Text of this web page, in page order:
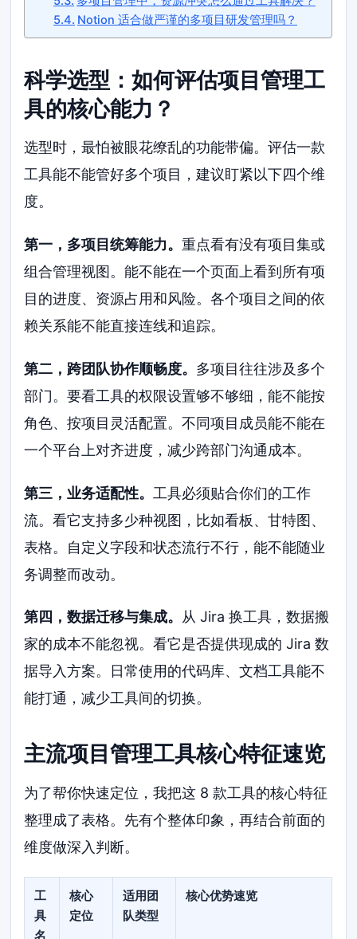
Notion 适合做严谨的多项目研发管理吗？
科学选型：如何评估项目管理工
具的核心能力？
选型时，最怕被眼花缭乱的功能带偏。评估一款
工具能不能管好多个项目，建议盯紧以下四个维
度。
第一，多项目统筹能力。重点看有没有项目集或
组合管理视图。能不能在一个页面上看到所有项
目的进度、资源占用和风险。各个项目之间的依
赖关系能不能直接连线和追踪。
第二，跨团队协作顺畅度。 多项目往往涉及多个
部门。要看工具的权限设置够不够细，能不能按
角色、按项目灵活配置。不同项目成员能不能在
一个平台上对齐进度，减少跨部门沟通成本。
第三，业务适配性。 工具必须贴合你们的工作
流。看它支持多少种视图，比如看板、甘特图、
表格。自定义字段和状态流行不行，能不能随业
务调整而改动。
第四，数据迁移与集成。 从 Jira 换工具，数据搬
家的成本不能忽视。看它是否提供现成的 Jira 数
据导入方案。日常使用的代码库、文档工具能不
能打通，减少工具间的切换。
主流项目管理工具核心特征速览
为了帮你快速定位，我把这 8 款工具的核心特征
整理成了表格。先有个整体印象，再结合前面的
维度做深入判断。
工
具
名
核心
定位
适用团
队类型
核心优势速览